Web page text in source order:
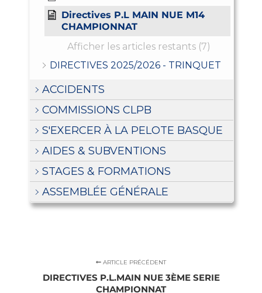
Directives P.L MAIN NUE M14
CHAMPIONNAT
Afficher les articles restants (7)
DIRECTIVES 2025/2026 - TRINQUET
ACCIDENTS
COMMISSIONS CLPB
S'EXERCER À LA PELOTE BASQUE
AIDES & SUBVENTIONS
STAGES & FORMATIONS
ASSEMBLÉE GÉNÉRALE
ARTICLE PRÉCÉDENT
DIRECTIVES P.L.MAIN NUE 3ÈME SERIE
CHAMPIONNAT